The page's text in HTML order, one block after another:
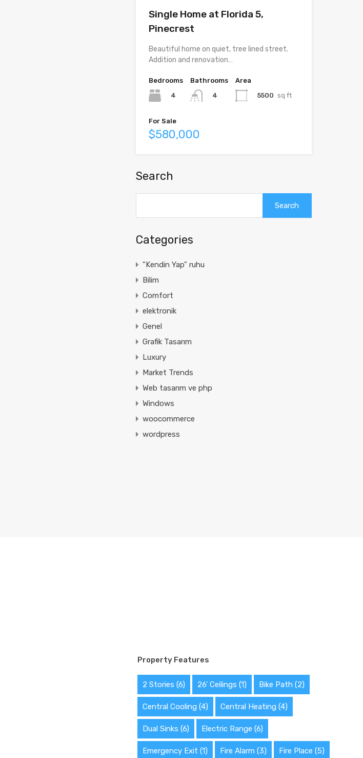
Single Home at Florida 5,
Pinecrest
Beautiful home on quiet, tree lined street.
Addition and renovation…
Bedrooms
4
Bathrooms
4
Area
5500 sq ft
For Sale
$580,000
Search
Categories
"Kendin Yap" ruhu
Bilim
Comfort
elektronik
Genel
Grafik Tasarım
Luxury
Market Trends
Web tasarım ve php
Windows
woocommerce
wordpress
Property Features
2 Stories (6) 26' Ceilings (1) Bike Path (2)
Central Cooling (4) Central Heating (4)
Dual Sinks (6) Electric Range (6)
Emergency Exit (1) Fire Alarm (3) Fire Place (5)